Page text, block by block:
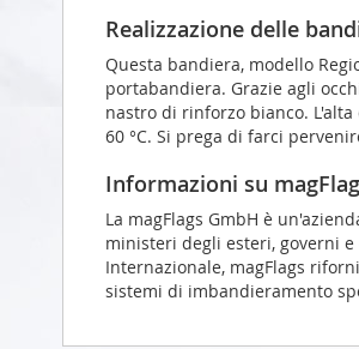
Realizzazione delle
Questa bandiera, modello
portabandiera. Grazie agli
nastro di rinforzo bianco.
60 °C. Si prega di farci
Informazioni su
La magFlags GmbH è
ministeri degli esteri, governi
Internazionale, magFlags
sistemi di imbandieramento